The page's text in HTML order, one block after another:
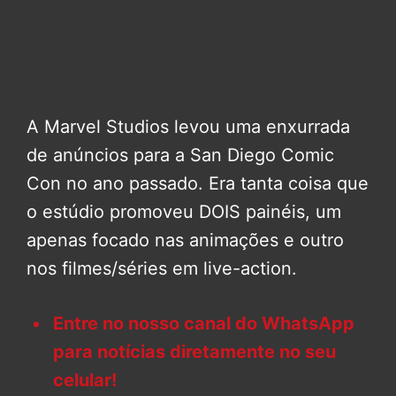
A Marvel Studios levou uma enxurrada
de anúncios para a San Diego Comic
Con no ano passado. Era tanta coisa que
o estúdio promoveu DOIS painéis, um
apenas focado nas animações e outro
nos filmes/séries em live-action.
Entre no nosso canal do WhatsApp
para notícias diretamente no seu
celular!